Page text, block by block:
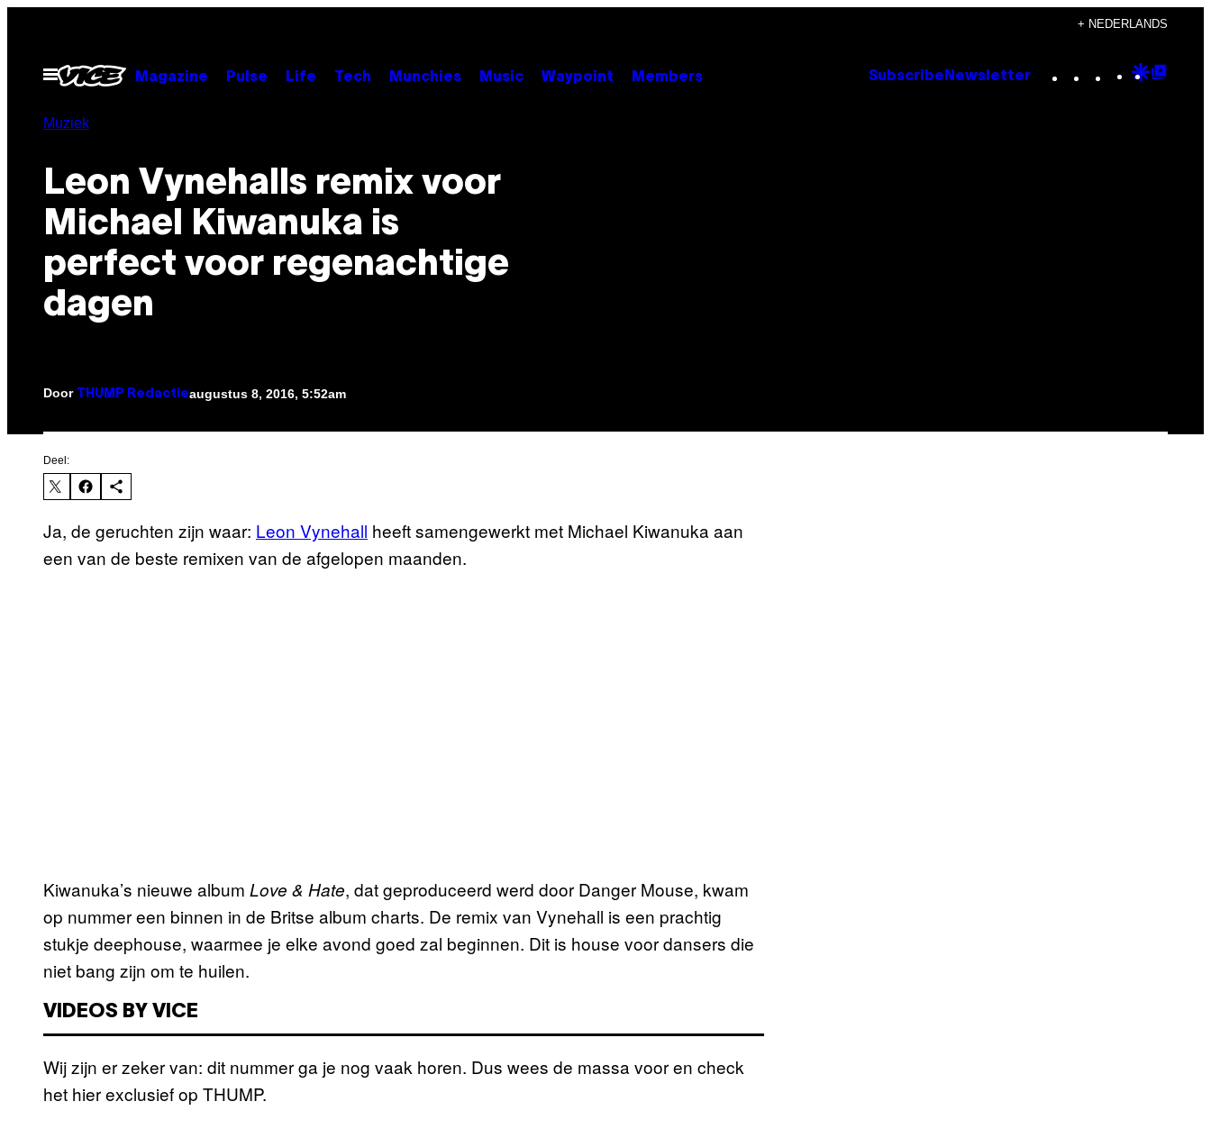
+ NEDERLANDS
Open
menu
Magazine Pulse Life Tech Munchies Music Waypoint Members Subscribe Newsletter Instagram
TikTok
YouTube
Google
Muziek
Leon Vynehalls remix voor
Michael Kiwanuka is
perfect voor regenachtige
dagen
Door THUMP Redactieaugustus 8, 2016, 5:52am
Deel:
Ja, de geruchten zijn waar: Leon Vynehall heeft samengewerkt met Michael Kiwanuka aan
een van de beste remixen van de afgelopen maanden.
Kiwanuka’s nieuwe album Love & Hate, dat geproduceerd werd door Danger Mouse, kwam
op nummer een binnen in de Britse album charts. De remix van Vynehall is een prachtig
stukje deephouse, waarmee je elke avond goed zal beginnen. Dit is house voor dansers die
niet bang zijn om te huilen.
VIDEOS BY VICE
Wij zijn er zeker van: dit nummer ga je nog vaak horen. Dus wees de massa voor en check
het hier exclusief op THUMP.